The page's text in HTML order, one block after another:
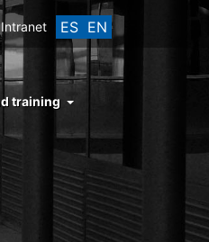
ES EN
Intranet
training